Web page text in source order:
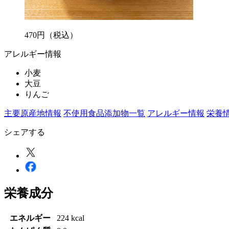
470円 （税込）
アレルギー情報
小麦
大豆
りんご
主要原産地情報 不使用食品添加物一覧 アレルギー情報 栄養
シェアする
栄養成分
エネルギー
224 kcal